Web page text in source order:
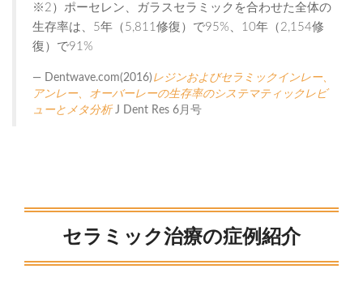
※2）ポーセレン、ガラスセラミックを合わせた全体の
生存率は、5年（5,811修復）で95%、10年（2,154修
復）で91%
Dentwave.com(2016) レジンおよびセラミックインレー、
アンレー、オーバーレーの生存率のシステマティックレビ
ューとメタ分析J Dent Res 6月号
セラミック治療の症例紹介